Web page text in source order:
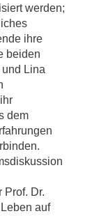
werden;
ihre
beiden
Lina
dem
Prof. Dr.
auf